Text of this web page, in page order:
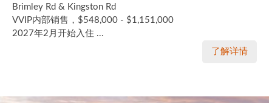
Brimley Rd & Kingston Rd
VVIP内部销售，$548,000 - $1,151,000
2027年2月开始入住 ...
了解详情